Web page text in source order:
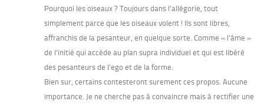
Pourquoi les oiseaux ? Toujours dans l’allégorie, tout
simplement parce que les oiseaux volent ! Ils sont libres,
affranchis de la pesanteur, en quelque sorte. Comme « l’âme »
de l’initié qui accède au plan supra individuel et qui est libéré
des pesanteurs de l’ego et de la forme.
Bien sur, certains contesteront surement ces propos. Aucune
importance. Je ne cherche pas à convaincre mais à rectifier une